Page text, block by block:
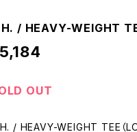
/ HEAVY-WEIGHT
OUT
/ HEAVY-WEIGHT TEE（